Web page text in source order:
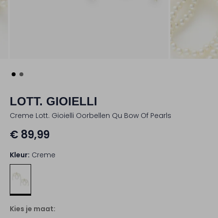
LOTT. GIOIELLI
Creme Lott. Gioielli Oorbellen Qu Bow Of Pearls
€ 89,99
Kleur: Creme
Kies je maat: